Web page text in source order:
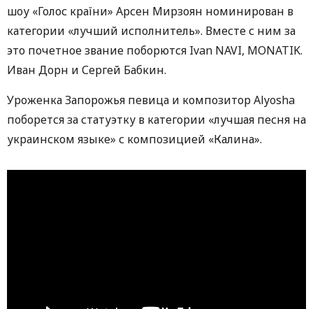
шоу «Голос країни» Арсен Мирзоян номинирован в
категории «лучший исполнитель». Вместе с ним за
это почетное звание поборются Ivan NAVI, MONATIK.
Иван Дорн и Сергей Бабкин.
Уроженка Запорожья певица и композитор Alyosha
поборется за статуэтку в категории «лучшая песня на
украинском языке» с композицией «Калина».